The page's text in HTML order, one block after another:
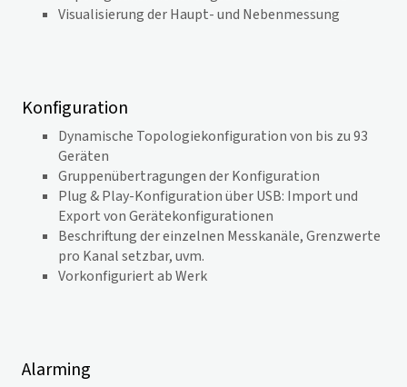
Visualisierung der Haupt- und Nebenmessung
Konfiguration
Dynamische Topologiekonfiguration von bis zu 93
Geräten
Gruppenübertragungen der Konfiguration
Plug & Play-Konfiguration über USB: Import und
Export von Gerätekonfigurationen
Beschriftung der einzelnen Messkanäle, Grenzwerte
pro Kanal setzbar, uvm.
Vorkonfiguriert ab Werk
Alarming